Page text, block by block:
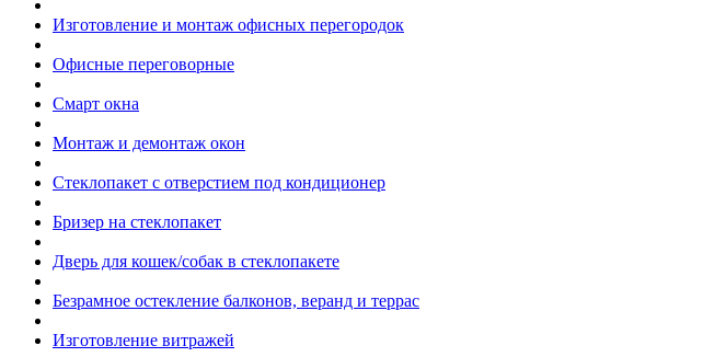
Изготовление и монтаж офисных перегородок
Офисные переговорные
Смарт окна
Монтаж и демонтаж окон
Стеклопакет с отверстием под кондиционер
Бризер на стеклопакет
Дверь для кошек/собак в стеклопакете
Безрамное остекление балконов, веранд и террас
Изготовление витражей